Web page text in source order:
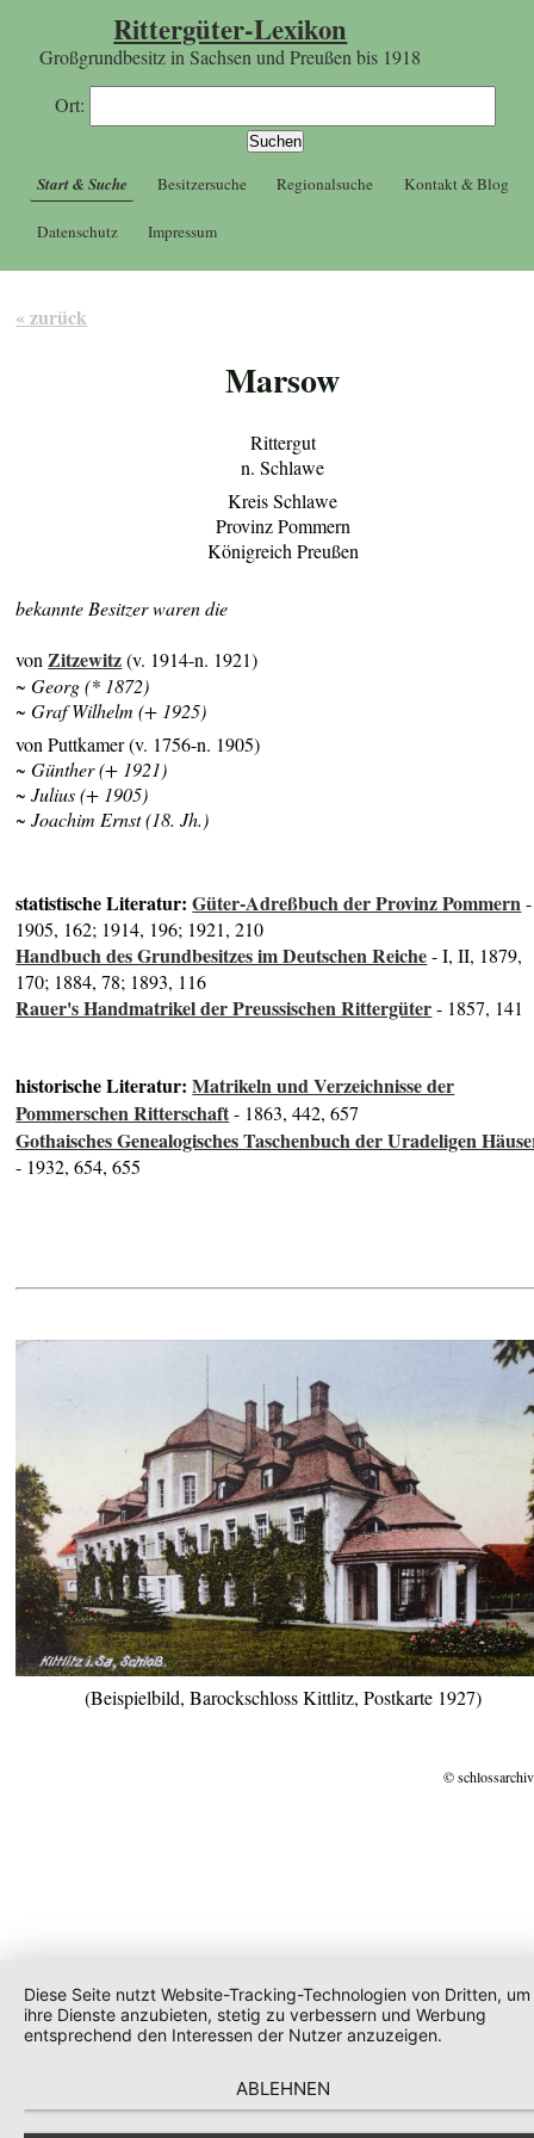
Rittergüter-Lexikon
Großgrundbesitz in Sachsen und Preußen bis 1918
Ort:
Start & Suche Besitzersuche Regionalsuche Kontakt & Blog
Datenschutz Impressum
« zurück
Marsow
Rittergut
n. Schlawe
Kreis Schlawe
Provinz Pommern
Königreich Preußen
bekannte Besitzer waren die
von Zitzewitz(v. 1914-n. 1921)
~ Georg (* 1872)
~ Graf Wilhelm (+ 1925)
von Puttkamer (v. 1756-n. 1905)
~ Günther (+ 1921)
~ Julius (+ 1905)
~ Joachim Ernst (18. Jh.)
statistische Literatur:Güter-Adreßbuch der Provinz Pommern-
1905, 162; 1914, 196; 1921, 210
Handbuch des Grundbesitzes im Deutschen Reiche- I, II, 1879,
170; 1884, 78; 1893, 116
Rauer's Handmatrikel der Preussischen Rittergüter- 1857, 141
historische Literatur:Matrikeln und Verzeichnisse der
Pommerschen Ritterschaft- 1863, 442, 657
Gothaisches Genealogisches Taschenbuch der Uradeligen
- 1932, 654, 655
(Beispielbild, Barockschloss Kittlitz, Postkarte 1927)
©
Diese Seite nutzt Website-Tracking-Technologien von Dritten, um
ihre Dienste anzubieten, stetig zu verbessern und Werbung
entsprechend den Interessen der Nutzer anzuzeigen.
ABLEHNEN